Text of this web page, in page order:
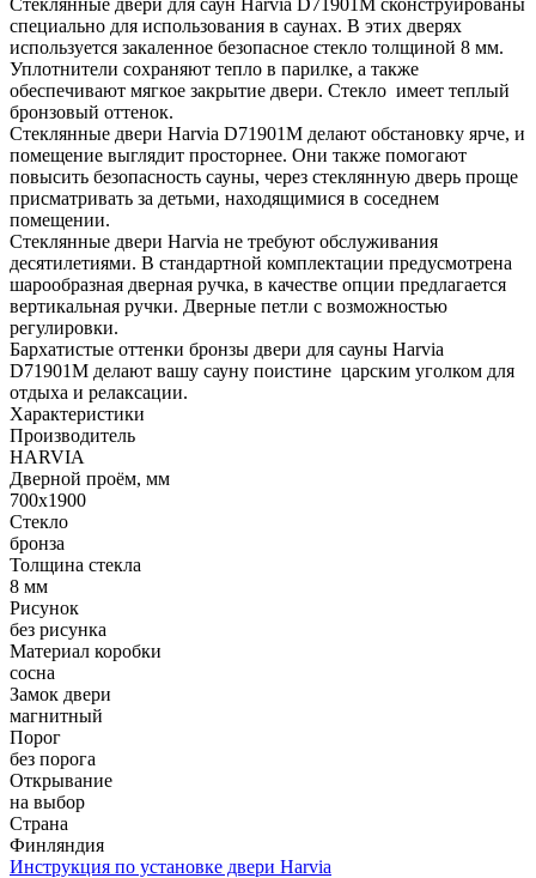
специально для использования в саунах. В этих дверях
используется закаленное безопасное стекло толщиной 8 мм.
Уплотнители сохраняют тепло в парилке, а также
обеспечивают мягкое закрытие двери. Стекло имеет теплый
бронзовый оттенок.
Стеклянные двери Harvia D71901M делают обстановку ярче, и
помещение выглядит просторнее. Они также помогают
повысить безопасность сауны, через стеклянную дверь проще
присматривать за детьми, находящимися в соседнем
помещении.
Стеклянные двери Harvia не требуют обслуживания
десятилетиями. В стандартной комплектации предусмотрена
шарообразная дверная ручка, в качестве опции предлагается
вертикальная ручки. Дверные петли с возможностью
регулировки.
Бархатистые оттенки бронзы двери для сауны Harvia
D71901M делают вашу сауну поистине царским уголком для
отдыха и релаксации.
Характеристики
Производитель
HARVIA
Дверной проём, мм
700х1900
Стекло
бронза
Толщина стекла
8 мм
Рисунок
без рисунка
Материал коробки
сосна
Замок двери
магнитный
Порог
без порога
Открывание
на выбор
Страна
Финляндия
Инструкция по установке двери Harvia